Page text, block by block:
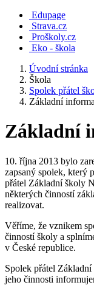
Edupage
Strava.cz
Proškoly.cz
Eko - škola
Úvodní stránka
Škola
Spolek přátel
Základní
Základní
10. října 2013 bylo
zapsaný spolek, který
přátel Základní školy
některých činností
realizovat.
Věříme, že vznikem
činností školy a
v České republice.
Spolek přátel
jeho činnosti